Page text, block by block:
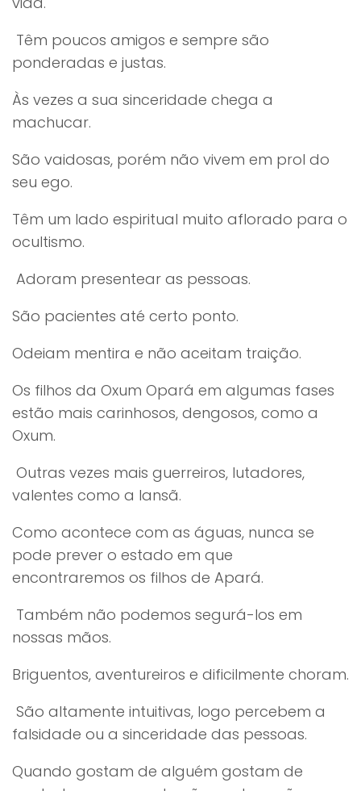
Têm poucos amigos e sempre são
ponderadas e justas.
Às vezes a sua sinceridade chega a
machucar.
São vaidosas, porém não vivem em prol do
seu ego.
Têm um lado espiritual muito aflorado para o
ocultismo.
Adoram presentear as pessoas.
São pacientes até certo ponto.
Odeiam mentira e não aceitam traição.
Os filhos da Oxum Opará em algumas fases
estão mais carinhosos, dengosos, como a
Oxum.
Outras vezes mais guerreiros, lutadores,
valentes como a Iansã.
Como acontece com as águas, nunca se
pode prever o estado em que
encontraremos os filhos de Apará.
Também não podemos segurá-los em
nossas mãos.
Briguentos, aventureiros e dificilmente choram.
São altamente intuitivas, logo percebem a
falsidade ou a sinceridade das pessoas.
Quando gostam de alguém gostam de